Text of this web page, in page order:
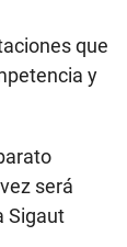
que
y
será
Sigaut